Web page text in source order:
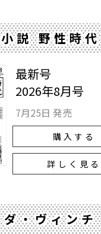
小説 野性時代
最新号
2026年8月号
7月25日 発売
購入する
詳しく見る
ダ・ヴィンチ